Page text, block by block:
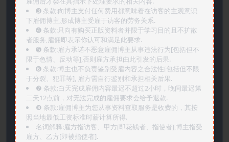
➌️ 条款:向博主支付任何费用都意味着在访客的主观意识
下雇佣博主,形成博主受雇于访客的劳务关系.
➍️ 条款:只向有购买正版资料者并限于学习目的且不扩散
者服务,雇佣即表示你认可和满足此要求.
➎ 条款:雇方承诺不恶意雇佣博主从事违法行为[包括但不
限于色情、反动等],否则雇方承担由此引发的后果.
➏️ 条款:博主也不负责鉴别受雇内容之合法性[包括但不限
于分裂、犯罪等], 雇方需自行鉴别和承担相关后果.
❼ 条款:白天完成雇佣内容最迟不超过2小时，晚间最迟第
二天12点前，对无法完成的雇佣要求会给予退款.
❽ 条款:雇佣博主为您从事资料查取服务是收费的，其按
照当地最低工资标准时薪计算所得.
名词解释:雇方指访客、甲方[即花钱者、指使者],博主指受
雇方、乙方[即被指使者].